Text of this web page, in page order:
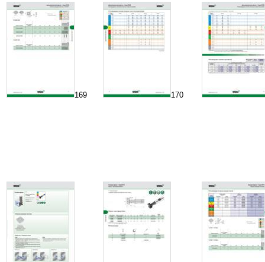
169 170